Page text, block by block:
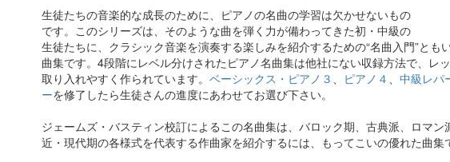
生徒たちの音楽的な成長のために、ピアノの名曲の学習は欠かせないもの
です。このシリーズは、そのような曲を弾く力が備わってきた初・中級の
生徒たちに、クラシック音楽を演奏する楽しみを紹介するための“名曲入門”とも
曲集です。4段階にレベル分けされたピアノ名曲集は他社にない収録方法で、レ
取り入れやすく作られています。ベーシックス・ピアノ３ ピアノ４ 、中級レパ
ーを修了したら生徒さんの進度にあわせてお選び下さい。
ジェームズ・バスティン校訂によるこの名曲集は、バロック期、古典派、ロマン
近・現代期の各様式を代表する作曲家を紹介するには、もってこいの優れた曲集